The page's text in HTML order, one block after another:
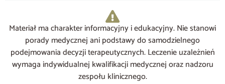
Materiał ma charakter informacyjny i edukacyjny. Nie stanowi
porady medycznej ani podstawy do samodzielnego
podejmowania decyzji terapeutycznych. Leczenie uzależnień
wymaga indywidualnej kwalifikacji medycznej oraz nadzoru
zespołu klinicznego.